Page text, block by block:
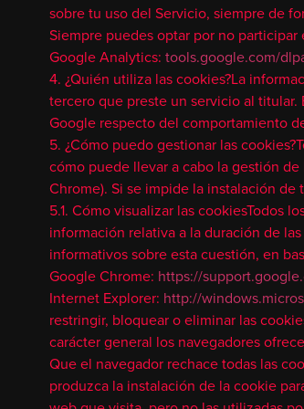
sobre tu uso del Servicio, siempre de
Siempre puedes optar por no
Google Analytics: tools.google.com/
4. ¿Quién utiliza las cookies?La
tercero que preste un servicio al
Google respecto del comportamiento
5. ¿Cómo puedo gestionar las
cómo puede llevar a cabo la gestión
Chrome). Si se impide la instalación
5.1. Cómo visualizar las cookiesTodos
información relativa a la duración de
informativos sobre esta cuestión, en
Google Chrome: https://
Internet Explorer: http://
restringir, bloquear o eliminar las
carácter general los navegadores
Que el navegador rechace todas las
produzca la instalación de la cookie